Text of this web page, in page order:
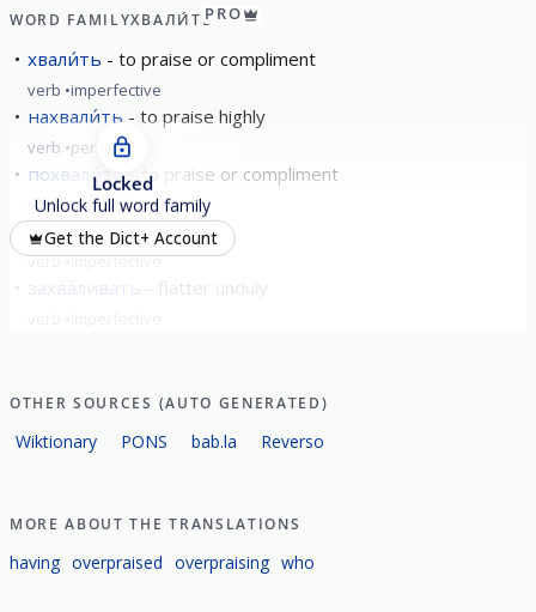
WORD FAMILYХВАЛИ́ТЬPRO
хвали́ть to praise or compliment
verb imperfective
нахвали́ть to praise highly
verb perfective
похвали́ть to praise or compliment
verb perfective
хвали́ться boast
verb imperfective
захва́ливать
Locked
Unlock full word family
Get the Dict+ Account
OTHER SOURCES (AUTO GENERATED)
Wiktionary PONS bab.la Reverso
MORE ABOUT THE TRANSLATIONS
having overpraised overpraising who